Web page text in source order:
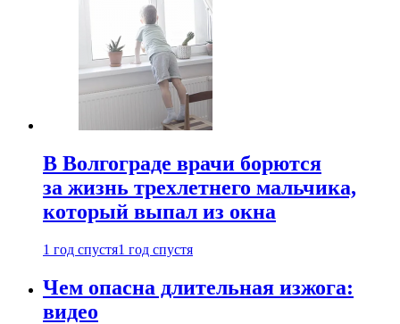
В Волгограде врачи борются
за жизнь трехлетнего мальчика,
который выпал из окна
1 год спустя1 год спустя
Чем опасна длительная изжога:
видео